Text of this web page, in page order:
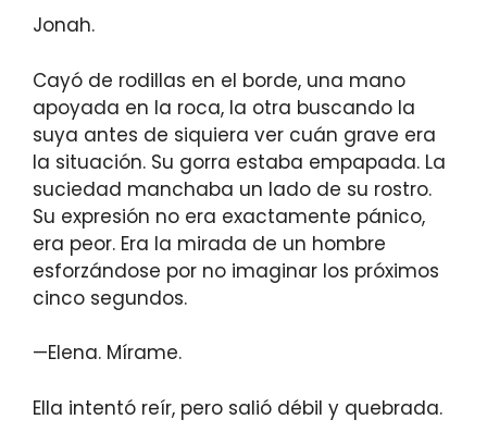
Jonah.
Cayó de rodillas en el borde, una mano
apoyada en la roca, la otra buscando la
suya antes de siquiera ver cuán grave era
la situación. Su gorra estaba empapada. La
suciedad manchaba un lado de su rostro.
Su expresión no era exactamente pánico,
era peor. Era la mirada de un hombre
esforzándose por no imaginar los próximos
cinco segundos.
—Elena. Mírame.
Ella intentó reír, pero salió débil y quebrada.